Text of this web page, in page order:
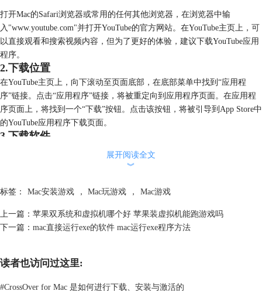
打开Mac的Safari浏览器或常用的任何其他浏览器，在浏览器中输
入"www.youtube.com"并打开YouTube的官方网站。在YouTube主页上，可
以直接观看和搜索视频内容，但为了更好的体验，建议下载YouTube应用
程序。
2.下载位置
在YouTube主页上，向下滚动至页面底部，在底部菜单中找到“应用程
序”链接。点击“应用程序”链接，将被重定向到应用程序页面。在应用程
序页面上，将找到一个“下载”按钮。点击该按钮，将被引导到App Store中
的YouTube应用程序下载页面。
3.下载软件
展开阅读全文
︾
标签： Mac安装游戏 ， Mac玩游戏 ， Mac游戏
上一篇： 苹果双系统和虚拟机哪个好 苹果装虚拟机能跑游戏吗
下一篇： mac直接运行exe的软件 mac运行exe程序方法
读者也访问过这里:
#CrossOver for Mac 是如何进行下载、安装与激活的